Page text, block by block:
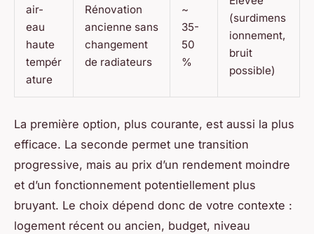
air-
eau
haute
tempér
ature
Rénovation
ancienne sans
changement
de radiateurs
~
35-
50
%
(surdimens
ionnement,
bruit
possible)
La première option, plus courante, est aussi la plus
efficace. La seconde permet une transition
progressive, mais au prix d’un rendement moindre
et d’un fonctionnement potentiellement plus
bruyant. Le choix dépend donc de votre contexte :
logement récent ou ancien, budget, niveau